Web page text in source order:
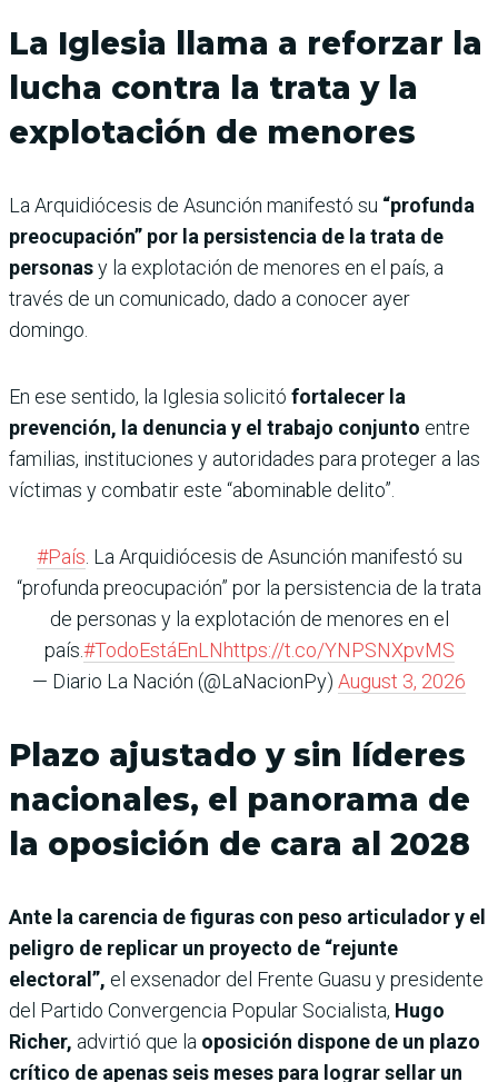
La Iglesia llama a reforzar la
lucha contra la trata y la
explotación de menores
La Arquidiócesis de Asunción manifestó su “profunda
preocupación” por la persistencia de la trata de
personasy la explotación de menores en el país, a
través de un comunicado, dado a conocer ayer
domingo.
En ese sentido, la Iglesia solicitó fortalecer la
prevención, la denuncia y el trabajo conjunto entre
familias, instituciones y autoridades para proteger a las
víctimas y combatir este “abominable delito”.
#País. La Arquidiócesis de Asunción manifestó su
“profunda preocupación” por la persistencia de la trata
de personas y la explotación de menores en el
país.#TodoEstáEnLNhttps://t.co/YNPSNXpvMS
— Diario La Nación (@LaNacionPy) August 3, 2026
Plazo ajustado y sin líderes
nacionales, el panorama de
la oposición de cara al 2028
Ante la carencia de figuras con peso articulador y el
peligro de replicar un proyecto de “rejunte
electoral”, el exsenador del Frente Guasu y presidente
del Partido Convergencia Popular Socialista, Hugo
Richer, advirtió que la oposición dispone de un plazo
crítico de apenas seis meses para lograr sellar un